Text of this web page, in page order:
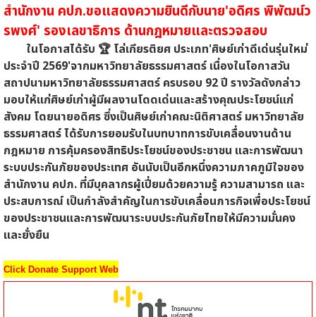
สำนักงาน คปภ.ขอแสดงความยินดีกับนาย'อดิศร พิพัฒน์ว
รพงศ์' รองเลขาธิการ ด้านกฎหมายและตรวจสอบ
ในโอกาสได้รับ 🏆 โล่เกียรติยศ ประเภท'ศิษย์เก่าดีเด่นรุ่นใหม่
ประจำปี 2569'จากมหาวิทยาลัยธรรมศาสตร์ เนื่องในโอกาสวัน
สถาปนามหาวิทยาลัยธรรมศาสตร์ ครบรอบ 92 ปี รางวัลดังกล่าว
มอบให้แก่ศิษย์เก่าผู้มีผลงานโดดเด่นและสร้างคุณประโยชน์แก่
สังคม โดยนายอดิศร ซึ่งเป็นศิษย์เก่าคณะนิติศาสตร์ มหาวิทยาลัย
ธรรมศาสตร์ ได้รับการยอมรับในบทบาทการขับเคลื่อนงานด้าน
กฎหมาย การคุ้มครองสิทธิประโยชน์ของประชาชน และการพัฒนา
ระบบประกันภัยของประเทศ อันนับเป็นอีกหนึ่งความภาคภูมิใจของ
สำนักงาน คปภ. ที่มีบุคลากรผู้เปี่ยมด้วยความรู้ ความสามารถ และ
ประสบการณ์ เป็นกำลังสำคัญในการขับเคลื่อนภารกิจเพื่อประโยชน์
ของประชาชนและการพัฒนาระบบประกันภัยไทยให้มีความมั่นคง
และยั่งยืน
Click Donate Support Web